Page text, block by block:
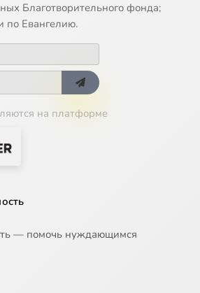
Благотворительного фонда;
по Евангелию.
на платформе
— помочь нуждающимся